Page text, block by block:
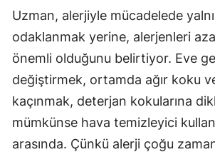
Uzman, alerjiyle mücadelede
odaklanmak yerine, alerjenleri
önemli olduğunu belirtiyor. Eve
değiştirmek, ortamda ağır koku
kaçınmak, deterjan kokularına
mümkünse hava temizleyici
arasında. Çünkü alerji çoğu